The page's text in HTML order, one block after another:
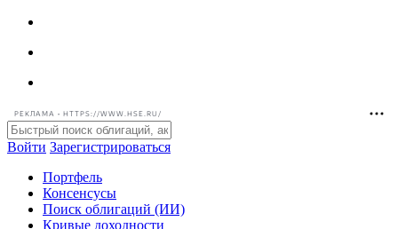
РЕКЛАМА • HTTPS://WWW.HSE.RU/
Войти Зарегистрироваться